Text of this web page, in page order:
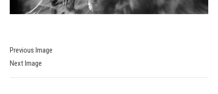
Previous Image
Next Image